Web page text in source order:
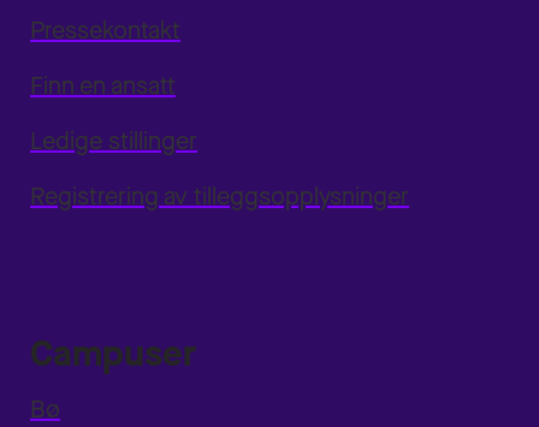
Pressekontakt
Finn en ansatt
Ledige stillinger
Registrering av tilleggsopplysninger
Campuser
Bø